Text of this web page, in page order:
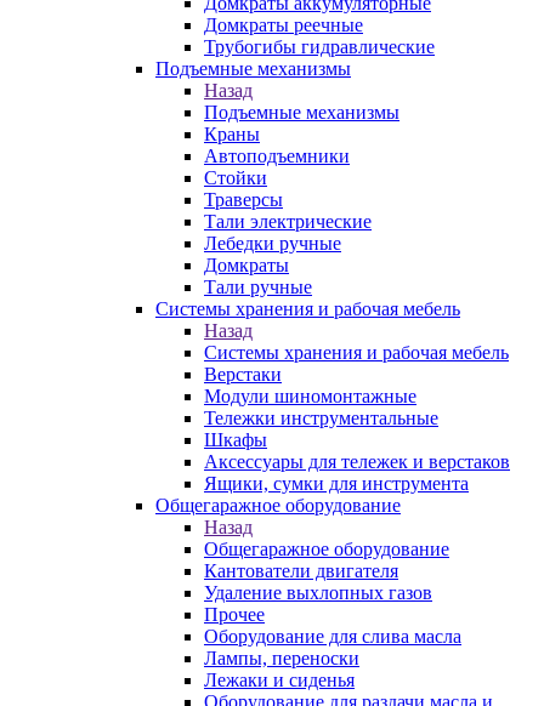
Домкраты реечные
Трубогибы гидравлические
Подъемные механизмы
Назад
Подъемные механизмы
Краны
Автоподъемники
Стойки
Траверсы
Тали электрические
Лебедки ручные
Домкраты
Тали ручные
Системы хранения и рабочая мебель
Назад
Системы хранения и рабочая мебель
Верстаки
Модули шиномонтажные
Тележки инструментальные
Шкафы
Аксессуары для тележек и верстаков
Ящики, сумки для инструмента
Общегаражное оборудование
Назад
Общегаражное оборудование
Кантователи двигателя
Удаление выхлопных газов
Прочее
Оборудование для слива масла
Лампы, переноски
Лежаки и сиденья
Оборудование для раздачи масла и